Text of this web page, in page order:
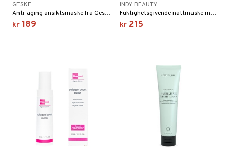
GESKE
Anti-aging ansiktsmaske fra Geske
kr 189
INDY BEAUTY
Fuktighetsgivende nattmaske med retinol fra Indy Beauty
kr 215